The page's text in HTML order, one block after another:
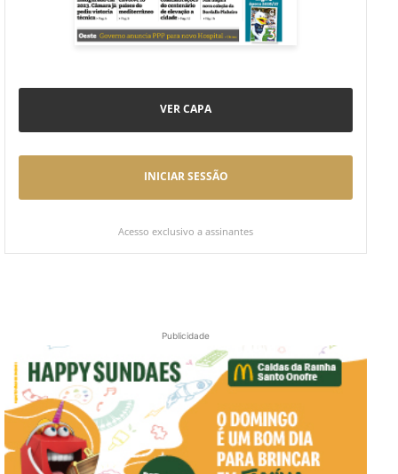
VER CAPA
INICIAR SESSÃO
Acesso exclusivo a assinantes
Publicidade